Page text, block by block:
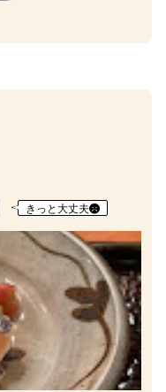
きっと大丈夫